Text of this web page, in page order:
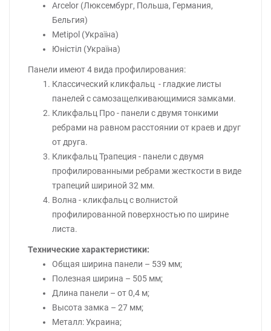
Arcelor (Люксембург, Польша, Германия,
Бельгия)
Metipol (Україна)
Юністіл (Україна)
Панели имеют 4 вида профилирования:
Классический кликфальц - гладкие листы
панелей с самозащелкивающимися замками.
Кликфальц Про - панели с двумя тонкими
ребрами на равном расстоянии от краев и друг
от друга.
Кликфальц Трапеция - панели с двумя
профилированными ребрами жесткости в виде
трапеций шириной 32 мм.
Волна - кликфальц с волнистой
профилированной поверхностью по ширине
листа.
Технические характеристики:
Общая ширина панели – 539 мм;
Полезная ширина – 505 мм;
Длина панели – от 0,4 м;
Высота замка – 27 мм;
Металл: Украина;